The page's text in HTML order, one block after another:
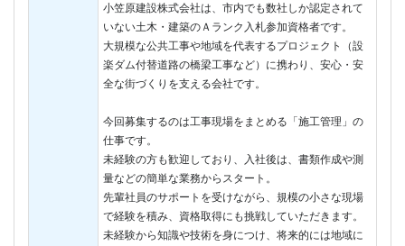
小笠原建設株式会社は、市内でも数社しか認定されて
いない土木・建築のＡランク入札参加資格者です。
大規模な公共工事や地域を代表するプロジェクト（設
楽ダム付替道路の橋梁工事など）に携わり、安心・安
全な街づくりを支える会社です。
今回募集するのは工事現場をまとめる「施工管理」の
仕事です。
未経験の方も歓迎しており、入社後は、書類作成や測
量などの簡単な業務からスタート。
先輩社員のサポートを受けながら、規模の小さな現場
で経験を積み、資格取得にも挑戦していただきます。
未経験から知識や技術を身につけ、将来的には地域に